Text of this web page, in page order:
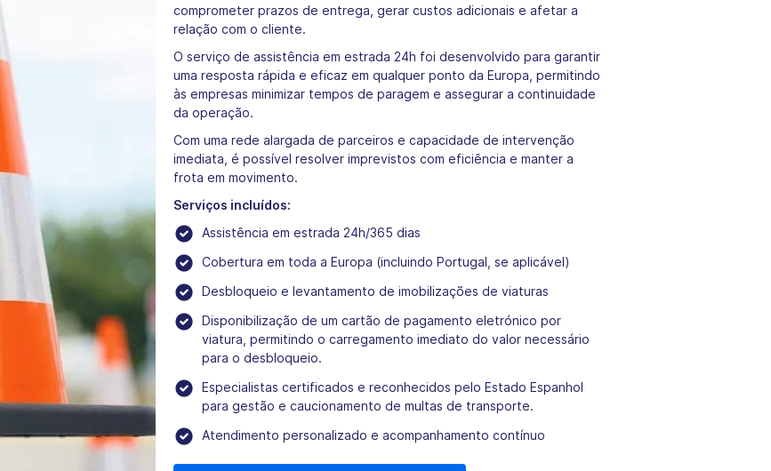
comprometer prazos de entrega, gerar custos adicionais e afetar a
relação com o cliente.
O serviço de assistência em estrada 24h foi desenvolvido para garantir
uma resposta rápida e eficaz em qualquer ponto da Europa, permitindo
às empresas minimizar tempos de paragem e assegurar a continuidade
da operação.
Com uma rede alargada de parceiros e capacidade de intervenção
imediata, é possível resolver imprevistos com eficiência e manter a
frota em movimento.
Serviços incluídos:
Assistência em estrada 24h/365 dias
Cobertura em toda a Europa (incluindo Portugal, se aplicável)
Desbloqueio e levantamento de imobilizações de viaturas
Disponibilização de um cartão de pagamento eletrónico por
viatura, permitindo o carregamento imediato do valor necessário
para o desbloqueio.
Especialistas certificados e reconhecidos pelo Estado Espanhol
para gestão e caucionamento de multas de transporte.
Atendimento personalizado e acompanhamento contínuo